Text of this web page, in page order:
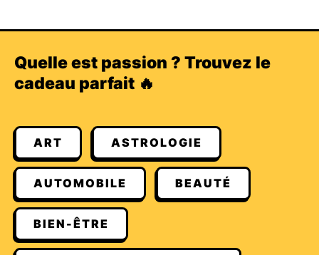
Quelle est passion ? Trouvez le
cadeau parfait 🔥
ART ASTROLOGIE
AUTOMOBILE BEAUTÉ
BIEN-ÊTRE